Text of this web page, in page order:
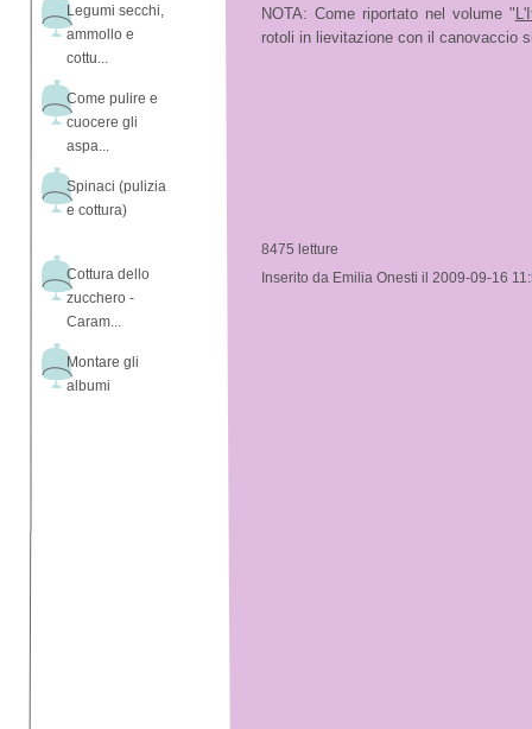
Legumi secchi,
ammollo e
cottu...
Come pulire e
cuocere gli
aspa...
Spinaci (pulizia
e cottura)
Cottura dello
zucchero -
Caram...
Montare gli
albumi
NOTA: Come riportato nel volume "
rotoli in lievitazione con il canovaccio
8475 letture
Inserito da Emilia Onesti il 2009-09-16